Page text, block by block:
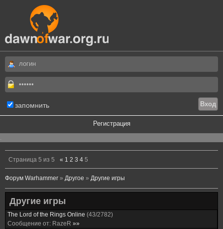
запомнить
Регистрация
.
Страница 5 из 5 « 1 2 3 4 5
Форум Warhammer » Другое » Другие игры
Другие игры
The Lord of the Rings Online (43/2782)
Сообщение от: RazeR »»